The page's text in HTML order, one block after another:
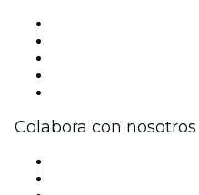
Colabora con nosotros